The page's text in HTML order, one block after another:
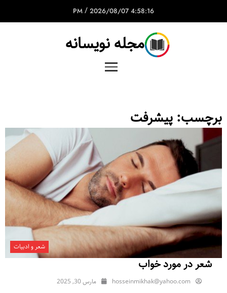
4:58:16 PM
/ 2026/08/07
مجله نویسانه
برچسب: پیشرفت
شعر و ادبیات
شعر در مورد خواب
hosseinmikhak@yahoo.com مارس 30, 2025